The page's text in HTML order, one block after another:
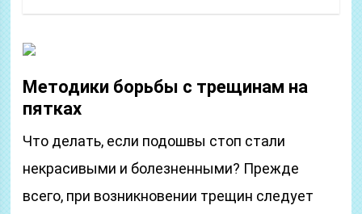
Методики борьбы с трещинам на
пятках
Что делать, если подошвы стоп стали
некрасивыми и болезненными? Прежде
всего, при возникновении трещин следует